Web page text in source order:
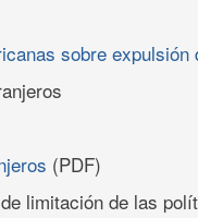
sobre
(PDF)
limitación de las